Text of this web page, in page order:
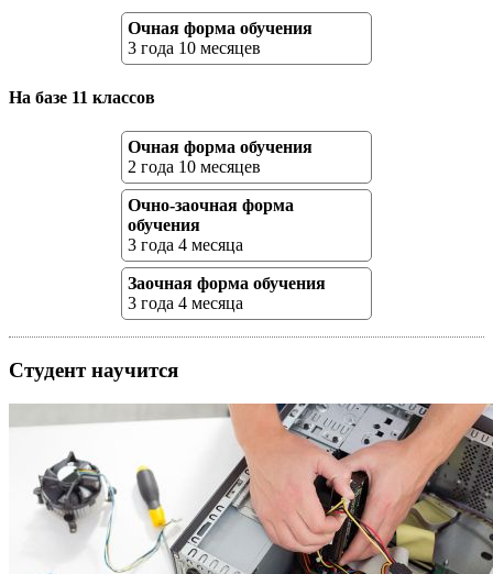
Очная форма обучения
3 года 10 месяцев
На базе 11 классов
Очная форма обучения
2 года 10 месяцев
Очно-заочная форма
обучения
3 года 4 месяца
Заочная форма обучения
3 года 4 месяца
Студент научится